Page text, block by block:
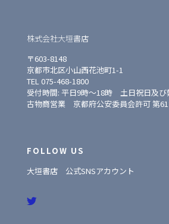
株式会社大垣書店
〒603-8148
京都市北区小山西花池町1-1
TEL 075-468-1800
受付時間: 平日9時〜18時 土日祝日及び
古物商営業 京都府公安委員会許可 第
FOLLOW US
大垣書店 公式SNSアカウント